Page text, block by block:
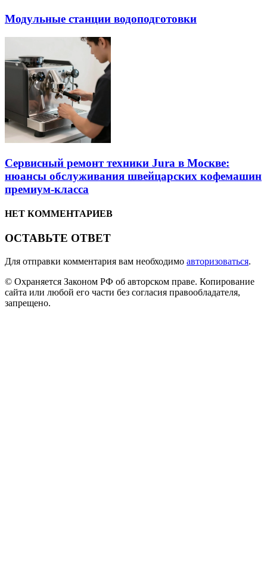
Модульные станции водоподготовки
Сервисный ремонт техники Jura в Москве:
нюансы обслуживания швейцарских кофемашин
премиум-класса
НЕТ КОММЕНТАРИЕВ
ОСТАВЬТЕ ОТВЕТ
Для отправки комментария вам необходимо авторизоваться.
© Охраняется Законом РФ об авторском праве. Копирование
сайта или любой его части без согласия правообладателя,
запрещено.